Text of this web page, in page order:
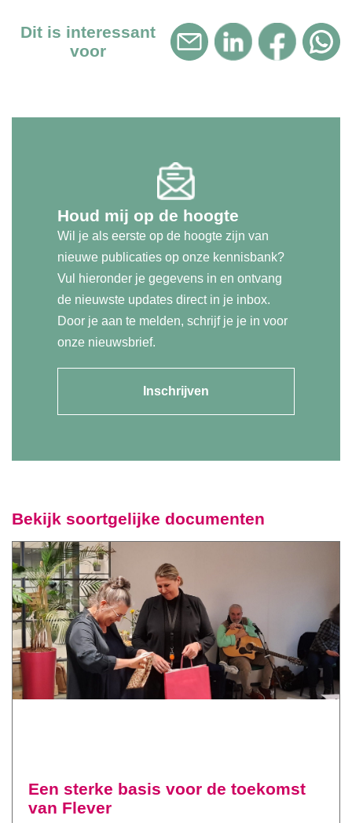
Dit is interessant
voor
Houd mij op de hoogte
Wil je als eerste op de hoogte zijn van
nieuwe publicaties op onze kennisbank?
Vul hieronder je gegevens in en ontvang
de nieuwste updates direct in je inbox.
Door je aan te melden, schrijf je je in voor
onze nieuwsbrief.
Inschrijven
Bekijk soortgelijke documenten
Een sterke basis voor de toekomst
van Flever